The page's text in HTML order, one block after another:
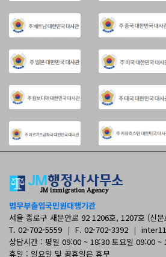
법무부출입국민원대행기관
서울 종로구 새문안로 92 1206호, 1207호 (신
T. 02-702-5559 | F. 02-702-3392 |
상담시간 : 평일 09:00 ~ 18:30 토요일 09:00 ~
휴일 : 일요일 및 공휴일은 휴무